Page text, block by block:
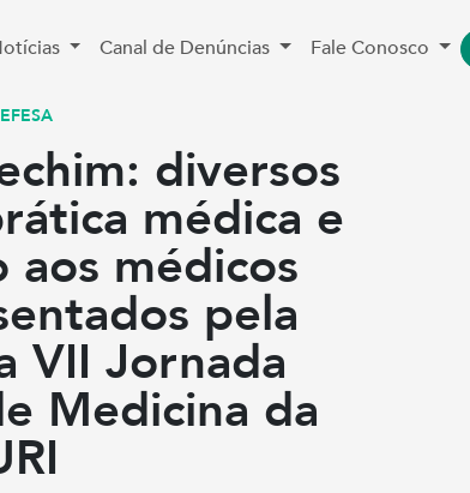
Canal de Denúncias Fale Conosco
diversos
médica e
médicos
pela
VII Jornada
Medicina da